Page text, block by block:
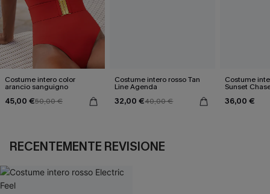
Costume intero color
arancio sanguigno
45,00 €50,00 €
Costume intero rosso Tan
Line Agenda
32,00 €40,00 €
Costume
Sunset
36,00 €
RECENTEMENTE REVISIONE